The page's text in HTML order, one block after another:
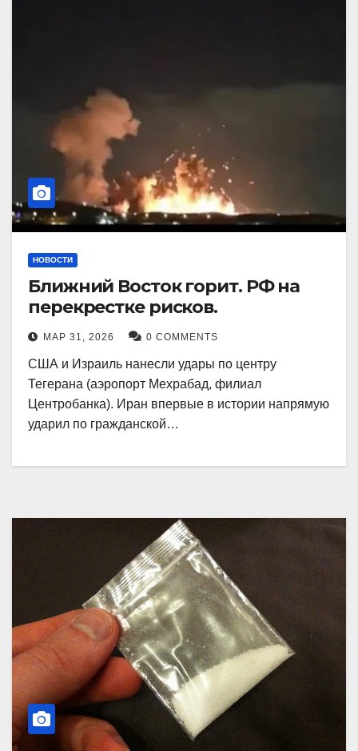
НОВОСТИ
Ближний Восток горит. РФ на
перекрестке рисков.
МАР 31, 2026 0 COMMENTS
США и Израиль нанесли удары по центру
Тегерана (аэропорт Мехрабад, филиал
Центробанка). Иран впервые в истории напрямую
ударил по гражданской…